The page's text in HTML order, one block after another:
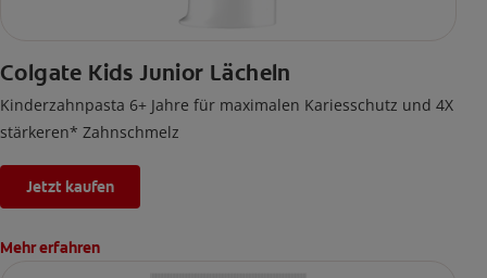
Colgate Kids Junior Lächeln
Kinderzahnpasta 6+ Jahre für maximalen Kariesschutz und 4X
stärkeren* Zahnschmelz
Jetzt kaufen
Mehr erfahren